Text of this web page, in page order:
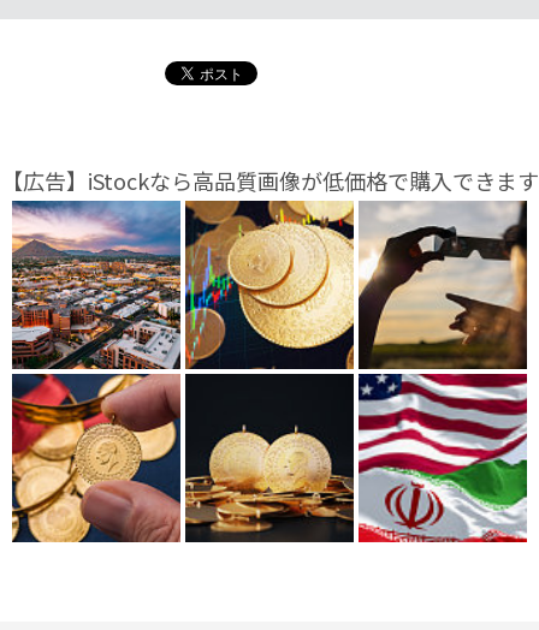
【広告】iStockなら高品質画像が低価格で購入できます